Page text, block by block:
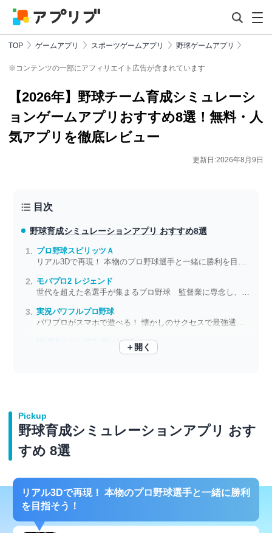
TOP ゲームアプリ スポーツゲームアプリ 野球ゲームアプリ
※コンテンツの一部にアフィリエイト広告が含まれています
【2026年】野球チーム育成シミュレーシ
ョンゲームアプリおすすめ8選！無料・人
気アプリを徹底レビュー
更新日:2026年8月9日
目次
野球育成シミュレーションアプリ おすすめ8選
プロ野球スピリッツＡ
リアル3Dで再現！ 本物のプロ野球選手と一緒に勝利を目指そう！
モバプロ2 レジェンド
世代を超えた名選手が集まるプロ野球 監督業に専念し、伝説のチームを作ろう
実況パワフルプロ野球
パワプロがスマホで遊べる！ 懐かしのサクセスで最強選手を育てよう
MLB 9イニングス Rivals 26
＋開く
Pickup
野球育成シミュレーションアプリ おす
すめ 8選
リアル3Dで再現！ 本物のプロ野球選手と一緒に勝利
を目指そう！